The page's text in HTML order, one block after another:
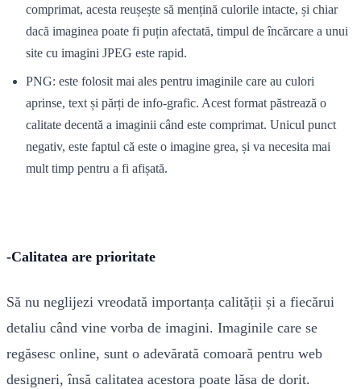
comprimat, acesta reușește să mențină culorile intacte, și chiar
dacă imaginea poate fi puțin afectată, timpul de încărcare a unui
site cu imagini JPEG este rapid.
PNG: este folosit mai ales pentru imaginile care au culori
aprinse, text și părți de info-grafic. Acest format păstrează o
calitate decentă a imaginii când este comprimat. Unicul punct
negativ, este faptul că este o imagine grea, și va necesita mai
mult timp pentru a fi afișată.
-Calitatea are prioritate
Să nu neglijezi vreodată importanța calității și a fiecărui
detaliu când vine vorba de imagini. Imaginile care se
regăsesc online, sunt o adevărată comoară pentru web
designeri, însă calitatea acestora poate lăsa de dorit.